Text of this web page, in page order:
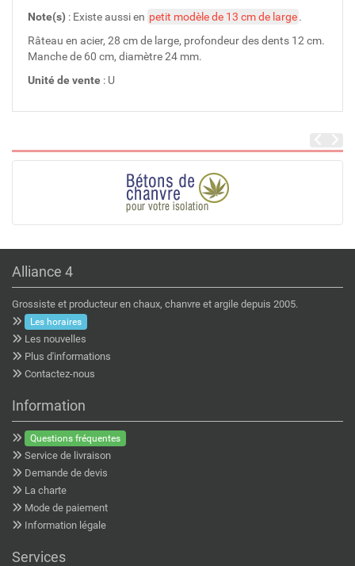
Note(s) : Existe aussi en petit modèle de 13 cm de large.
Râteau en acier, 28 cm de large, profondeur des dents 12 cm.
Manche de 60 cm, diamètre 24 mm.
Unité de vente : U
Alliance 4
Grossiste et producteur en chaux, chanvre et argile depuis 2005.
Les horaires
Les nouvelles
Plus d'informations
Contactez-nous
Information
Questions fréquentes
Service de livraison
Demande de devis
La charte
Mode de paiement
Information légale
Services